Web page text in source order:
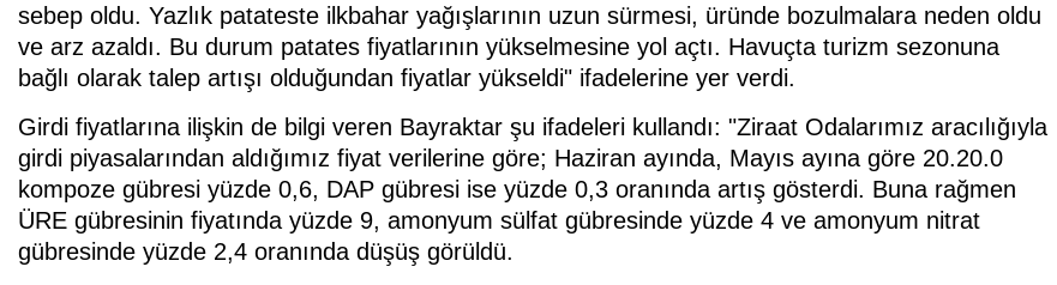
sebep oldu. Yazlık patateste ilkbahar yağışlarının uzun sürmesi, üründe bozulmalara neden oldu
ve arz azaldı. Bu durum patates fiyatlarının yükselmesine yol açtı. Havuçta turizm sezonuna
bağlı olarak talep artışı olduğundan fiyatlar yükseldi" ifadelerine yer verdi.
Girdi fiyatlarına ilişkin de bilgi veren Bayraktar şu ifadeleri kullandı: "Ziraat Odalarımız aracılığıyla
girdi piyasalarından aldığımız fiyat verilerine göre; Haziran ayında, Mayıs ayına göre 20.20.0
kompoze gübresi yüzde 0,6, DAP gübresi ise yüzde 0,3 oranında artış gösterdi. Buna rağmen
ÜRE gübresinin fiyatında yüzde 9, amonyum sülfat gübresinde yüzde 4 ve amonyum nitrat
gübresinde yüzde 2,4 oranında düşüş görüldü.